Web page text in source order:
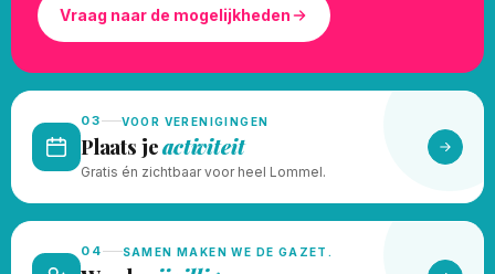
Vraag naar de mogelijkheden
03 VOOR VERENIGINGEN
Plaats jeactiviteit
Gratis én zichtbaar voor heel Lommel.
04 SAMEN MAKEN WE DE GAZET.